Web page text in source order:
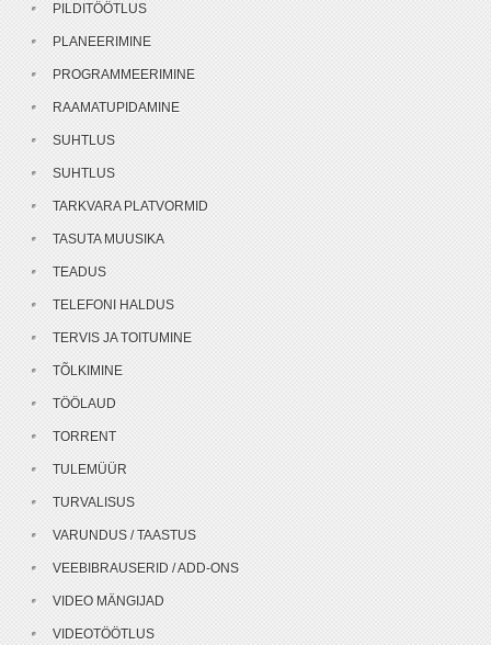
PILDITÖÖTLUS
PLANEERIMINE
PROGRAMMEERIMINE
RAAMATUPIDAMINE
SUHTLUS
SUHTLUS
TARKVARA PLATVORMID
TASUTA MUUSIKA
TEADUS
TELEFONI HALDUS
TERVIS JA TOITUMINE
TÕLKIMINE
TÖÖLAUD
TORRENT
TULEMÜÜR
TURVALISUS
VARUNDUS / TAASTUS
VEEBIBRAUSERID / ADD-ONS
VIDEO MÄNGIJAD
VIDEOTÖÖTLUS